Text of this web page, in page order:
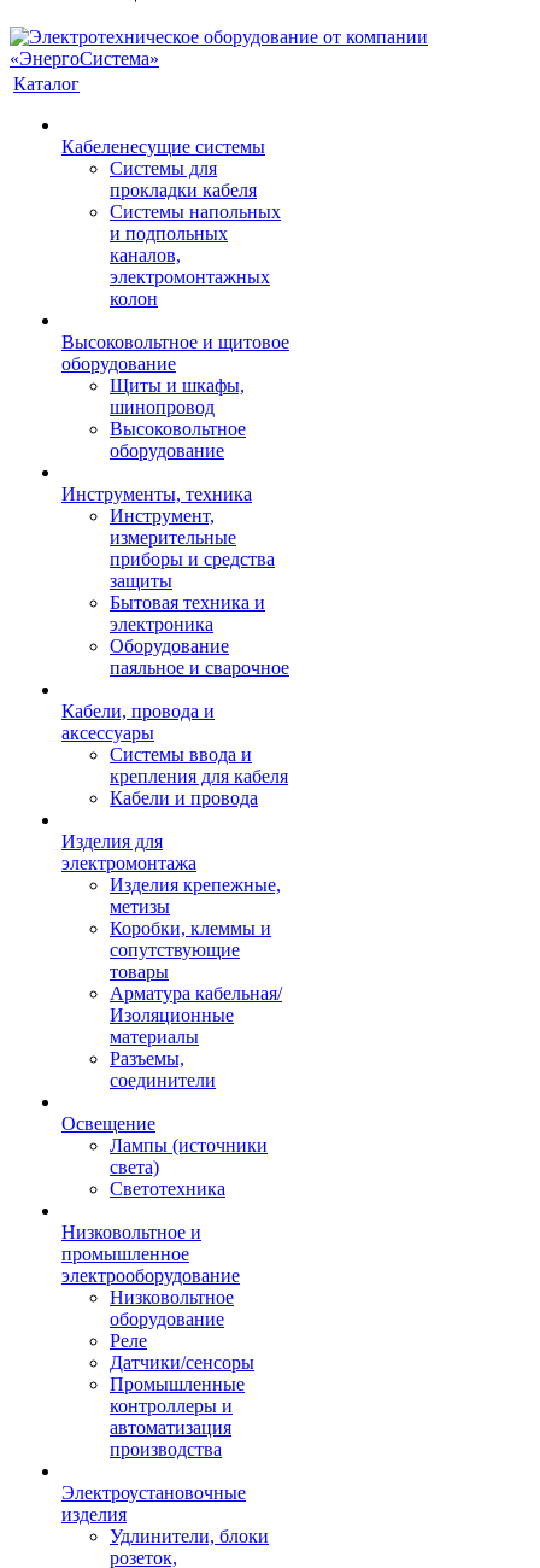
Каталог
Кабеленесущие системы
Системы для
прокладки кабеля
Системы напольных
и подпольных
каналов,
электромонтажных
колон
Высоковольтное и щитовое
оборудование
Щиты и шкафы,
шинопровод
Высоковольтное
оборудование
Инструменты, техника
Инструмент,
измерительные
приборы и средства
защиты
Бытовая техника и
электроника
Оборудование
паяльное и сварочное
Кабели, провода и
аксессуары
Системы ввода и
крепления для кабеля
Кабели и провода
Изделия для
электромонтажа
Изделия крепежные,
метизы
Коробки, клеммы и
сопутствующие
товары
Арматура кабельная/
Изоляционные
материалы
Разъемы,
соединители
Освещение
Лампы (источники
света)
Светотехника
Низковольтное и
промышленное
электрооборудование
Низковольтное
оборудование
Реле
Датчики/сенсоры
Промышленные
контроллеры и
автоматизация
производства
Электроустановочные
изделия
Удлинители, блоки
розеток,